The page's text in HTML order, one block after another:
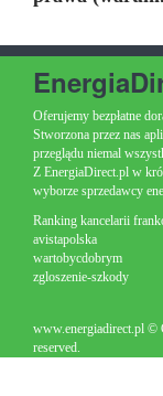
Oferujemy bezpłatne
Stworzona przez nas
przeglądu niemal
Z EnergiaDirect.pl w
wyborze sprzedawcy
Ranking kancelarii
avistapolska
wartobycdobrym
zgloszenie-szkody
www.energiadirect.pl ©
reserved.